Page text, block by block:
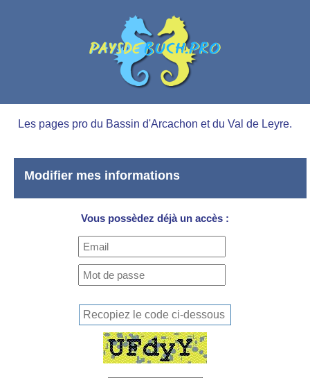
Les pages pro du Bassin d'Arcachon et du Val de Leyre.
Modifier mes informations
Vous possèdez déjà un accès :